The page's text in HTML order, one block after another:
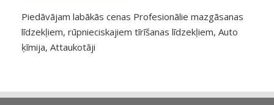
Piedāvājam labākās cenas Profesionālie mazgāsanas
līdzekļiem, rūpnieciskajiem tīrīšanas līdzekļiem, Auto
ķīmija, Attaukotāji